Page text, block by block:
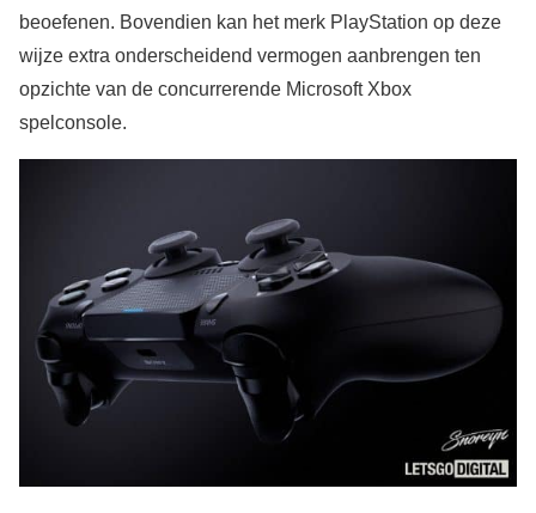
beoefenen. Bovendien kan het merk PlayStation op deze
wijze extra onderscheidend vermogen aanbrengen ten
opzichte van de concurrerende Microsoft Xbox
spelconsole.